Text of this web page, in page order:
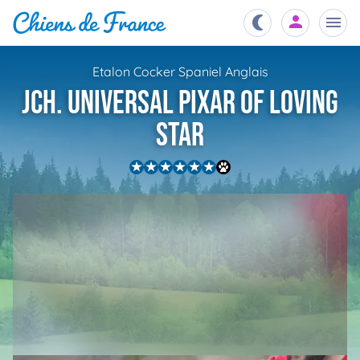
et
Étalons
Chiens
..
Services
..
Assurances
Etalon Cocker Spaniel Anglais
JCH. Universal Pixar of loving
Star